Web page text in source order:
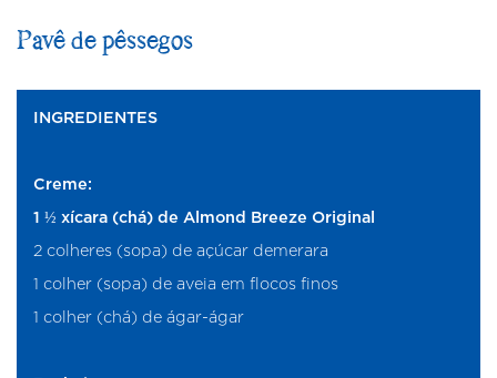
Pavê de pêssegos
INGREDIENTES
Creme:
1 ½ xícara (chá) de Almond Breeze Original
2 colheres (sopa) de açúcar demerara
1 colher (sopa) de aveia em flocos finos
1 colher (chá) de ágar-ágar